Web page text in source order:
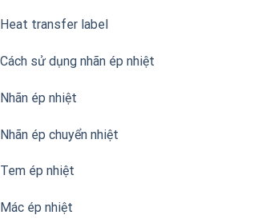
Heat transfer label
Cách sử dụng nhãn ép nhiệt
Nhãn ép nhiệt
Nhãn ép chuyển nhiệt
Tem ép nhiệt
Mác ép nhiệt